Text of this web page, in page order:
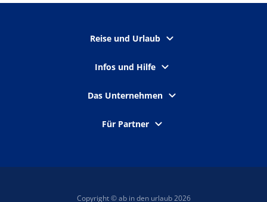
Reise und Urlaub
Infos und Hilfe
Das Unternehmen
Für Partner
Copyright © ab in den urlaub 2026